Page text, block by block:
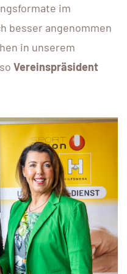
im
besser angenommen
in unserem
Vereinspräsident